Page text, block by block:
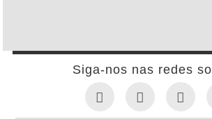
Siga-nos nas redes